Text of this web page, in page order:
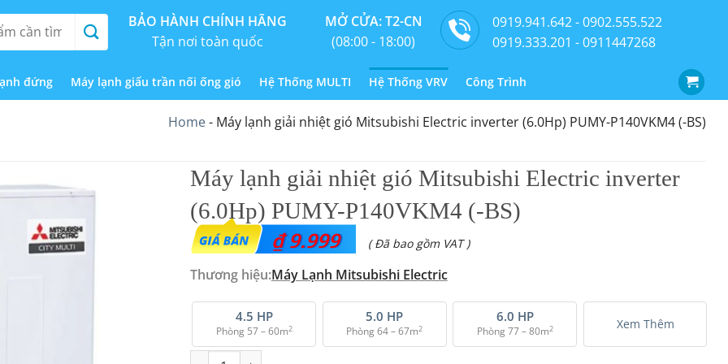
BẢO HÀNH CHÍNH HÃNG
Tận nơi toàn quốc
MỞ CỬA: T2-CN
(08:00 - 18:00)
0919.941.642 - 0902.555.522
0919.333.201 - 0911447268
đứng Máy lạnh giấu trần nối ống gió Hệ Thống MULTI Hệ Thống VRV Công Trình
Home- Máy lạnh giải nhiệt gió Mitsubishi Electric inverter (6.0Hp) PUMY-P140VKM4 (-BS)
Máy lạnh giải nhiệt gió Mitsubishi Electric inverter
(6.0Hp) PUMY-P140VKM4 (-BS)
₫9.999 ( Đã bao gồm VAT )
Thương hiệu:Máy Lạnh Mitsubishi Electric
4.5 HP
Phòng 57 – 60m2
5.0 HP
Phòng 64 – 67m2
6.0 HP
Phòng 77 – 80m2 Xem Thêm
Máy lạnh giải nhiệt gió Mitsubishi Electric inverter (6.0Hp) PUMY-P140VKM4 (-BS) số lượng